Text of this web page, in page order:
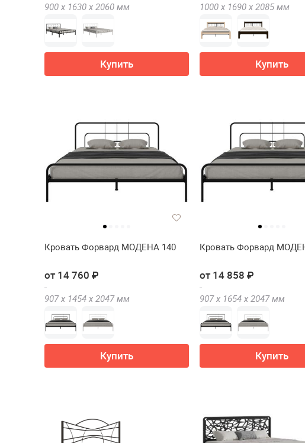
900 х 1630 х 2060 мм
Купить
1000 х 1690 х 2085 мм
Купить
Кровать Форвард МОДЕНА 140
от 14 760 ₽
907 х 1454 х 2047мм
Купить
Кровать Форвард
от 14 858 ₽
907 х 1654 х 2047мм
Купить